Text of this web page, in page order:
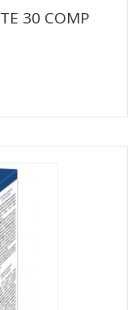
30 COMP